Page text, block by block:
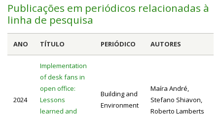
Publicações em periódicos relacionadas à
linha de pesquisa
ANO TÍTULO PERIÓDICO AUTORES
2024
Implementation
of desk fans in
open office:
Lessons
learned and
Building and
Environment
Maíra André,
Stefano Shiavon,
Roberto Lamberts